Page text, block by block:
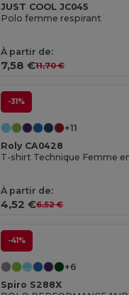
JUST COOL JC045
Polo femme respirant
À partir de:
7,58 €11,70 €
-31%
+11
Roly CA0428
À partir de:
4,52 €6,52 €
-41%
+6
Spiro S288X